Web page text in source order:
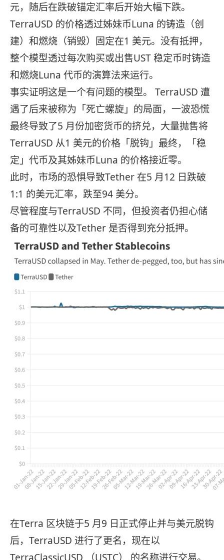
元，随后在跌破锚定汇率后开始大幅下跌。
TerraUSD 的价格透过姊妹币Luna 的铸造（创
建）和燃烧（销毁）固定在1 美元。没有抵押，
整个模型透过每次购买或出售UST 稳定币时铸造
和燃烧Luna 代币的演算法来运行。
事实证明这是一个有问题的模型。 TerraUSD 遭
遇了后来被称为「死亡螺旋」的局面，一波恐慌
最终导致了5 月份加密货币的挤兑，大量抛售将
TerraUSD 从1 美元的价格「脱钩」最终，「稳
定」代币及其姊妹币Luna 的价格接近零。
此时，市场的恐惧导致Tether 在5 月12 日跌破
1:1 的美元汇率，跌至94 美分。
尽管程度与TerraUSD 不同，但投资者仍担心储
备的可靠性以及Tether 是否得到充分抵押。
在Terra 区块链于5 月9 日正式停止并与美元脱钩
后，TerraUSD 进行了更名，现在以